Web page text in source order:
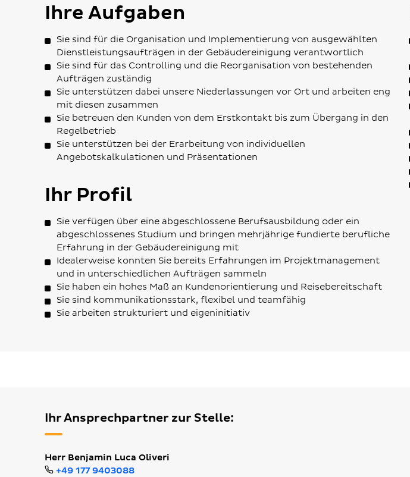
Ihre Aufgaben
Sie sind für die Organisation und Implementierung von ausgewählten
Dienstleistungsaufträgen in der Gebäudereinigung verantwortlich
Sie sind für das Controlling und die Reorganisation von bestehenden
Aufträgen zuständig
Sie unterstützen dabei unsere Niederlassungen vor Ort und arbeiten eng
mit diesen zusammen
Sie betreuen den Kunden von dem Erstkontakt bis zum Übergang in den
Regelbetrieb
Sie unterstützen bei der Erarbeitung von individuellen
Angebotskalkulationen und Präsentationen
Ihr Profil
Sie verfügen über eine abgeschlossene Berufsausbildung oder ein
abgeschlossenes Studium und bringen mehrjährige fundierte berufliche
Erfahrung in der Gebäudereinigung mit
Idealerweise konnten Sie bereits Erfahrungen im Projektmanagement
und in unterschiedlichen Aufträgen sammeln
Sie haben ein hohes Maß an Kundenorientierung und Reisebereitschaft
Sie sind kommunikationsstark, flexibel und teamfähig
Sie arbeiten strukturiert und eigeninitiativ
Ihr Ansprechpartner zur Stelle:
Herr Benjamin Luca Oliveri
+49 177 9403088